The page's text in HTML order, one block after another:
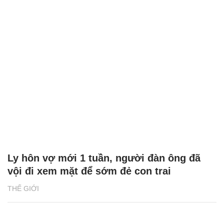
THẾ GIỚI
Ly hôn vợ mới 1 tuần, người đàn ông đã
vội đi xem mặt để sớm đẻ con trai